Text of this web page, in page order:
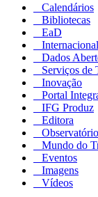
Calendários
Bibliotecas
EaD
Internacional
Dados
Serviços de
Inovação
Portal
IFG Produz
Editora
Observatório
Mundo do
Eventos
Imagens
Vídeos